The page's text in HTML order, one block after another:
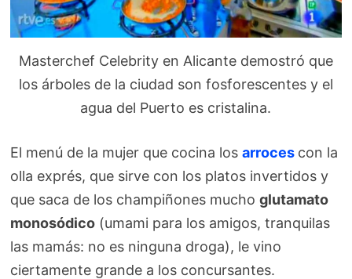
Masterchef Celebrity en Alicante demostró que
los árboles de la ciudad son fosforescentes y el
agua del Puerto es cristalina.
El menú de la mujer que cocina losarroces con la
olla exprés, que sirve con los platos invertidos y
que saca de los champiñones muchoglutamato
monosódico (umami para los amigos, tranquilas
las mamás: no es ninguna droga), le vino
ciertamente grande a los concursantes.